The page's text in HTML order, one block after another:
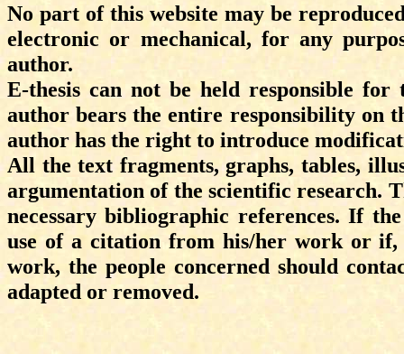
No part of this website may be
electronic or mechanical, for any
author.
E-thesis can not be held responsible
author bears the entire responsibility on
author has the right to introduce
All the text fragments, graphs, tables,
argumentation of the scientific research.
necessary bibliographic references. If
use of a citation from his/her work or
work, the people concerned should
adapted or removed.